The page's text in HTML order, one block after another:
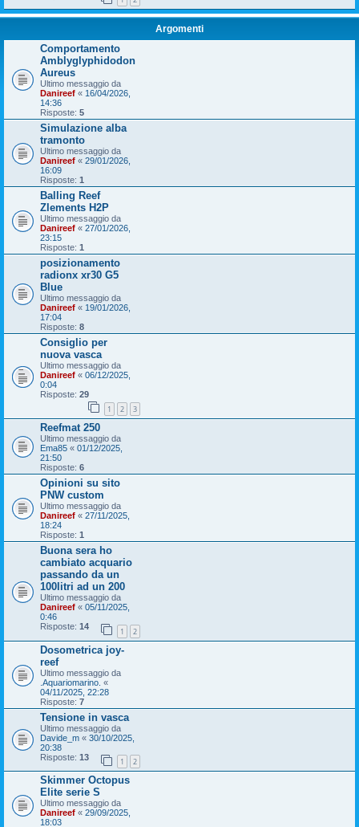
Argomenti
Comportamento
Amblyglyphidodon
Aureus
Ultimo messaggio da
Danireef « 16/04/2026,
14:36
Risposte: 5
Simulazione alba
tramonto
Ultimo messaggio da
Danireef « 29/01/2026,
16:09
Risposte: 1
Balling Reef
Zlements H2P
Ultimo messaggio da
Danireef « 27/01/2026,
23:15
Risposte: 1
posizionamento
radionx xr30 G5
Blue
Ultimo messaggio da
Danireef « 19/01/2026,
17:04
Risposte: 8
Consiglio per
nuova vasca
Ultimo messaggio da
Danireef « 06/12/2025,
0:04
Risposte: 29
1 2 3
Reefmat 250
Ultimo messaggio da
Ema85 « 01/12/2025,
21:50
Risposte: 6
Opinioni su sito
PNW custom
Ultimo messaggio da
Danireef « 27/11/2025,
18:24
Risposte: 1
Buona sera ho
cambiato acquario
passando da un
100litri ad un 200
Ultimo messaggio da
Danireef « 05/11/2025,
0:46
Risposte: 14 1 2
Dosometrica joy-
reef
Ultimo messaggio da
.Aquariomarino. «
04/11/2025, 22:28
Risposte: 7
Tensione in vasca
Ultimo messaggio da
Davide_m « 30/10/2025,
20:38
Risposte: 13 1 2
Skimmer Octopus
Elite serie S
Ultimo messaggio da
Danireef « 29/09/2025,
18:03